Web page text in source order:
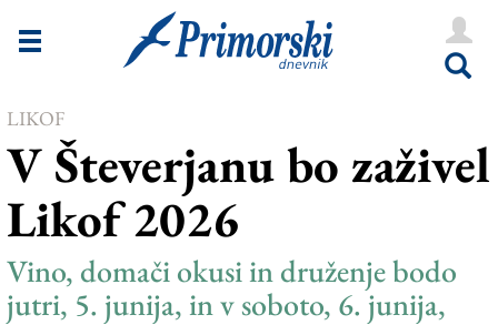
Novice
Goriška
Kultura
Šport
Še
Vreme
LIKOF
V Števerjanu bo zaživel
Likof 2026
Vino, domači okusi in druženje bodo
jutri, 5. junija, in v soboto, 6. junija,